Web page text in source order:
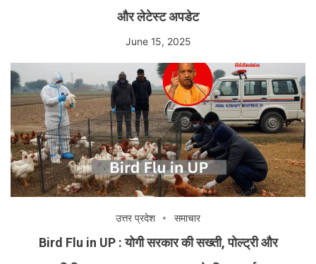
और लेटेस्ट अपडेट
June 15, 2025
उत्तर प्रदेश समाचार
Bird Flu in UP : योगी सरकार की सख्ती, पोल्ट्री और